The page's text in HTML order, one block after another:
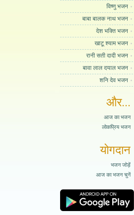
विष्णु भजन
बाबा बालक नाथ भजन
देश भक्ति भजन
खाटू श्याम भजन
रानी सती दादी भजन
बावा लाल दयाल भजन
शनि देव भजन
और...
आज का भजन
लोकप्रिय भजन
योगदान
भजन जोड़ें
आज का भजन चुनें